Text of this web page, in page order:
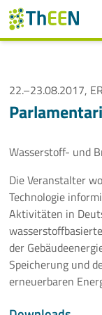
Navigation
ThEEN
Aktivitäten
Aktuelle Termine
Thüringer
22.–23.08.2017,
Wasserstoff- und
Die Veranstalter
Technologie
Aktivitäten in
der
Speicherung und
erneuerbaren